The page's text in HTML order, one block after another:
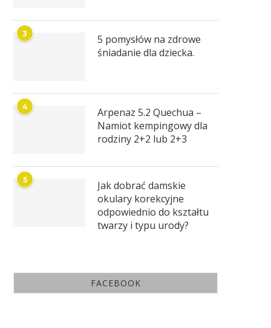
3
5 pomysłów na zdrowe
śniadanie dla dziecka.
4
Arpenaz 5.2 Quechua –
Namiot kempingowy dla
rodziny 2+2 lub 2+3
5
Jak dobrać damskie
okulary korekcyjne
odpowiednio do kształtu
twarzy i typu urody?
FACEBOOK